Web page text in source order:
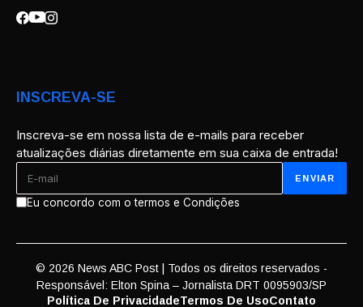
INSCREVA-SE
Inscreva-se em nossa lista de e-mails para receber
atualizações diárias diretamente em sua caixa de entrada!
Eu concordo com o termos e Condições
© 2026 News ABC Post | Todos os direitos reservados -
Responsável: Elton Spina – Jornalista DRT 0095903/SP
Política De PrivacidadeTermos De UsoContato